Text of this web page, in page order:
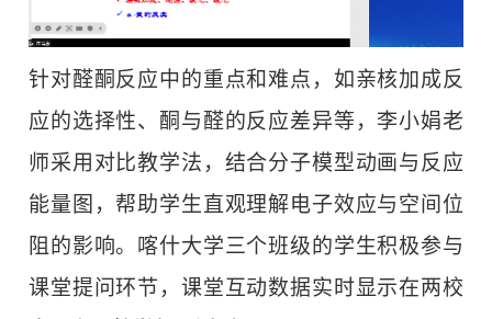
针对醛酮反应中的重点和难点，如亲核加成反
应的选择性、酮与醛的反应差异等，李小娟老
师采用对比教学法，结合分子模型动画与反应
能量图，帮助学生直观理解电子效应与空间位
阻的影响。喀什大学三个班级的学生积极参与
课堂提问环节，课堂互动数据实时显示在两校